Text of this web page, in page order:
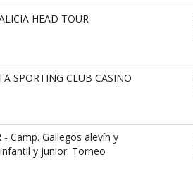
HEAD TOUR
SPORTING CLUB CASINO
- Camp. Gallegos alevín y
y junior. Torneo